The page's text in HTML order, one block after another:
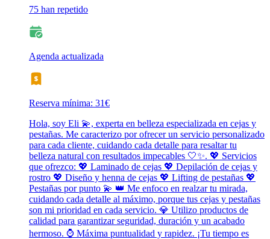
75 han repetido
Agenda actualizada
Reserva mínima: 31€
Hola, soy Eli 💫, experta en belleza especializada en cejas y
pestañas. Me caracterizo por ofrecer un servicio personalizado
para cada cliente, cuidando cada detalle para resaltar tu
belleza natural con resultados impecables 🤍✨. 💖 Servicios
que ofrezco: 💖 Laminado de cejas 💖 Depilación de cejas y
rostro 💖 Diseño y henna de cejas 💖 Lifting de pestañas 💖
Pestañas por punto 💫 👑 Me enfoco en realzar tu mirada,
cuidando cada detalle al máximo, porque tus cejas y pestañas
son mi prioridad en cada servicio. 💎 Utilizo productos de
calidad para garantizar seguridad, duración y un acabado
hermoso. ⌚ Máxima puntualidad y rapidez. ¡Tu tiempo es